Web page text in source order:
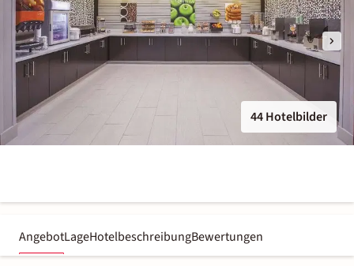
44 Hotelbilder
AngebotLageHotelbeschreibungBewertungen